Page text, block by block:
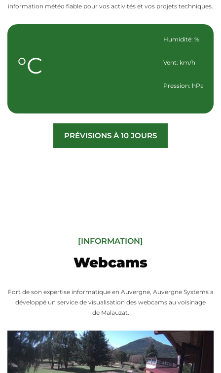
information météo fiable pour vos activités et vos projets techniques.
°C
Humidité: %
Vent: km/h
Pression: hPa
PRÉVISIONS À 10 JOURS
[INFORMATION]
Webcams
Fort de son expertise informatique en Auvergne, Auvergne Systems a
développé un service de visualisation des webcams au voisinage
de Malauzat.